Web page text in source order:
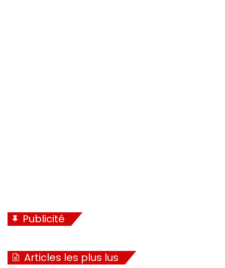
Publicité
Articles les plus lus